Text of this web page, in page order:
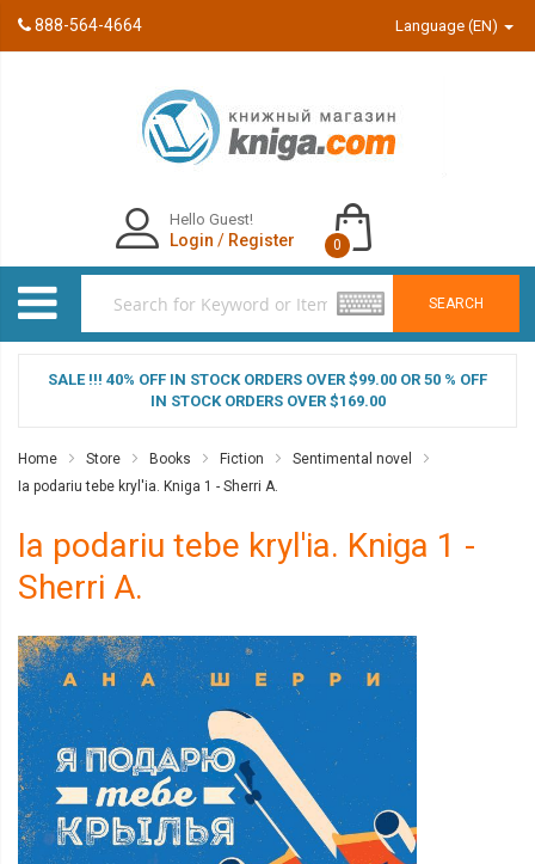
888-564-4664 Language (EN)
SEARCH
Hello Guest!
Login / Register 0
SALE !!! 40% OFF IN STOCK ORDERS OVER $99.00 OR 50 % OFF
IN STOCK ORDERS OVER $169.00
Home Store Books Fiction
Sentimental novel
Ia podariu tebe kryl'ia. Kniga 1 - Sherri A.
Ia podariu tebe kryl'ia. Kniga 1 -
Sherri A.